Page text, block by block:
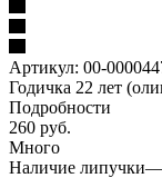
Артикул: 00-
Годичка 22 лет
Подробности
260 руб.
Много
Наличие липучки—